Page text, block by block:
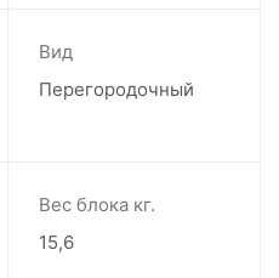
Вид
Перегородочный
Вес блока кг.
15,6